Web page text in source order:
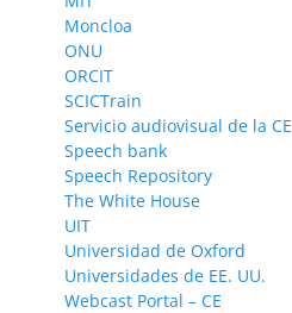
Moncloa
ONU
ORCIT
SCICTrain
Servicio audiovisual de la CE
Speech bank
Speech Repository
The White House
UIT
Universidad de Oxford
Universidades de EE. UU.
Webcast Portal – CE